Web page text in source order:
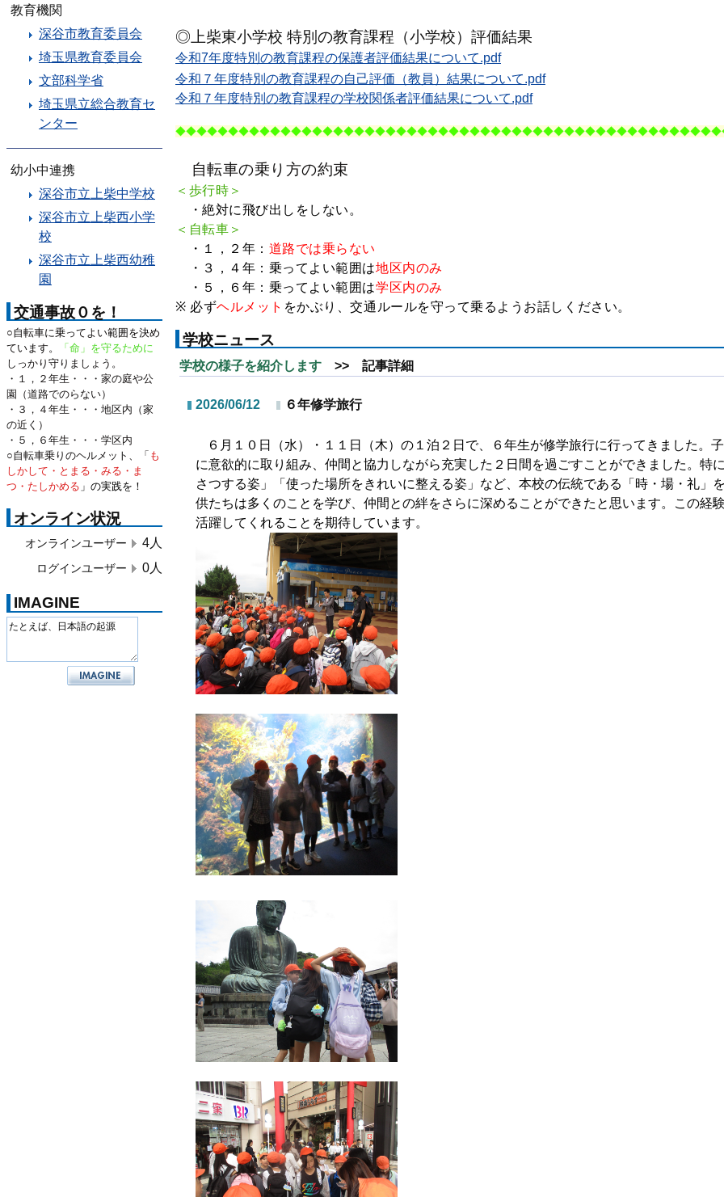
教育機関
深谷市教育委員会
埼玉県教育委員会
文部科学省
埼玉県立総合教育セ
ンター
幼小中連携
深谷市立上柴中学校
深谷市立上柴西小学
校
深谷市立上柴西幼稚
園
交通事故０を！
○自転車に乗ってよい範囲を決め
ています。
「命」を守るために
しっかり守りましょう。
・１，２年生・・・家の庭や公
園（道路でのらない）
・３，４年生・・・地区内（家
の近く）
・５，６年生・・・学区内
○自転車乗りのヘルメット、「 も
しかして・とまる・みる・ま
つ・たしかめる 」の実践を！
オンライン状況
オンラインユーザー 4人
ログインユーザー 0人
IMAGINE
◎上柴東小学校 特別の教育課程（小学校）評価結果
令和7年度特別の教育課程の保護者評価結果について.pdf
令和７年度特別の教育課程の自己評価（教員）結果について.pdf
令和７年度特別の教育課程の学校関係者評価結果について.pdf
◆◆◆◆◆◆◆◆◆◆◆◆◆◆◆◆◆◆◆◆◆◆◆◆◆◆◆◆◆◆◆◆◆◆◆◆◆◆◆◆◆◆◆◆◆◆◆◆◆◆
自転車の乗り方の約束
＜歩行時＞
・絶対に飛び出しをしない。
＜自転車＞
・１，２年： 道路では乗らない
・３，４年：乗ってよい範囲は地区内のみ
・５，６年：乗ってよい範囲は学区内のみ
※ 必ずヘルメット をかぶり、交通ルールを守って乗るようお話しください。
学校ニュース
学校の様子を紹介します >> 記事詳細
2026/06/12 ６年修学旅行
６月１０日（水）・１１日（木）の１泊２日で、６年生が修学旅行に行ってきました。
に意欲的に取り組み、仲間と協力しながら充実した２日間を過ごすことができました。特
さつする姿」「使った場所をきれいに整える姿」など、本校の伝統である「時・場・礼」
供たちは多くのこ とを学び、仲間との絆をさらに深めることができ たと思います。この経
活躍してくれることを期待しています。